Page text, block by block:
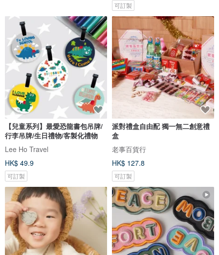
可訂製
【兒童系列】最愛恐龍書包吊牌/
行李吊牌/生日禮物/客製化禮物
Lee Ho Travel
HK$ 49.9
可訂製
派對禮盒自由配 獨一無二創意禮
盒
老事百貨行
HK$ 127.8
可訂製